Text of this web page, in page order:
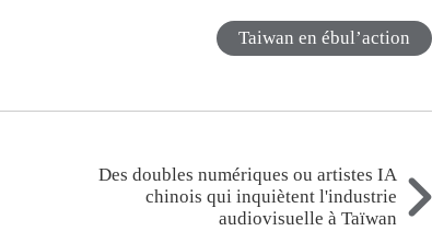
Taiwan en ébul’action
Des doubles numériques ou artistes IA
chinois qui inquiètent l'industrie
audiovisuelle à Taïwan